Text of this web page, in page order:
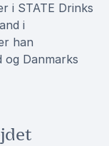
i STATE Drinks
i
han
og Danmarks